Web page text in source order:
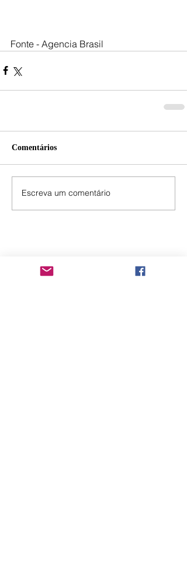
Fonte - Agencia Brasil
Comentários
Escreva um comentário